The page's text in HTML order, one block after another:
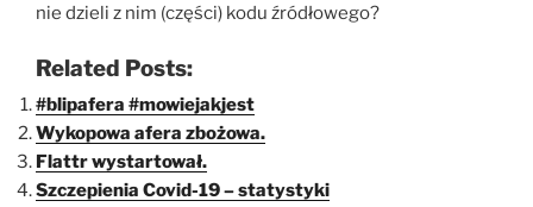
nie dzieli z nim (części) kodu źródłowego?
Related Posts:
#blipafera #mowiejakjest
Wykopowa afera zbożowa.
Flattr wystartował.
Szczepienia Covid-19 – statystyki